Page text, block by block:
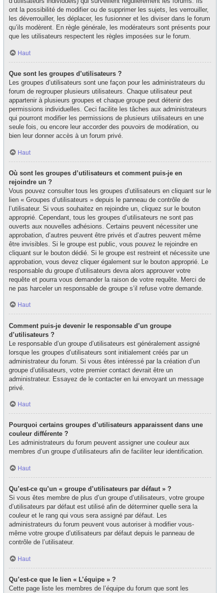
ont la possibilité de modifier ou de supprimer les sujets, les verrouiller,
les déverrouiller, les déplacer, les fusionner et les diviser dans le forum
qu’ils modèrent. En règle générale, les modérateurs sont présents pour
que les utilisateurs respectent les règles imposées sur le forum.
Haut
Que sont les groupes d’utilisateurs ?
Les groupes d’utilisateurs sont une façon pour les administrateurs du
forum de regrouper plusieurs utilisateurs. Chaque utilisateur peut
appartenir à plusieurs groupes et chaque groupe peut détenir des
permissions individuelles. Ceci facilite les tâches aux administrateurs
qui pourront modifier les permissions de plusieurs utilisateurs en une
seule fois, ou encore leur accorder des pouvoirs de modération, ou
bien leur donner accès à un forum privé.
Haut
Où sont les groupes d’utilisateurs et comment puis-je en
rejoindre un ?
Vous pouvez consulter tous les groupes d’utilisateurs en cliquant sur le
lien « Groupes d’utilisateurs » depuis le panneau de contrôle de
l’utilisateur. Si vous souhaitez en rejoindre un, cliquez sur le bouton
approprié. Cependant, tous les groupes d’utilisateurs ne sont pas
ouverts aux nouvelles adhésions. Certains peuvent nécessiter une
approbation, d’autres peuvent être privés et d’autres peuvent même
être invisibles. Si le groupe est public, vous pouvez le rejoindre en
cliquant sur le bouton dédié. Si le groupe est restreint et nécessite une
approbation, vous devez cliquer également sur le bouton approprié. Le
responsable du groupe d’utilisateurs devra alors approuver votre
requête et pourra vous demander la raison de votre requête. Merci de
ne pas harceler un responsable de groupe s’il refuse votre demande.
Haut
Comment puis-je devenir le responsable d’un groupe
d’utilisateurs ?
Le responsable d’un groupe d’utilisateurs est généralement assigné
lorsque les groupes d’utilisateurs sont initialement créés par un
administrateur du forum. Si vous êtes intéressé par la création d’un
groupe d’utilisateurs, votre premier contact devrait être un
administrateur. Essayez de le contacter en lui envoyant un message
privé.
Haut
Pourquoi certains groupes d’utilisateurs apparaissent dans une
couleur différente ?
Les administrateurs du forum peuvent assigner une couleur aux
membres d’un groupe d’utilisateurs afin de faciliter leur identification.
Haut
Qu’est-ce qu’un « groupe d’utilisateurs par défaut » ?
Si vous êtes membre de plus d’un groupe d’utilisateurs, votre groupe
d’utilisateurs par défaut est utilisé afin de déterminer quelle sera la
couleur et le rang qui vous sera assigné par défaut. Les
administrateurs du forum peuvent vous autoriser à modifier vous-
même votre groupe d’utilisateurs par défaut depuis le panneau de
contrôle de l’utilisateur.
Haut
Qu’est-ce que le lien « L’équipe » ?
Cette page liste les membres de l’équipe du forum que sont les